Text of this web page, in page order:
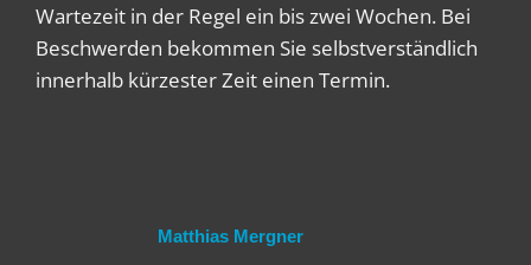
Wartezeit in der Regel ein bis zwei Wochen. Bei
Beschwerden bekommen Sie selbstverständlich
innerhalb kürzester Zeit einen Termin.
Matthias Mergner